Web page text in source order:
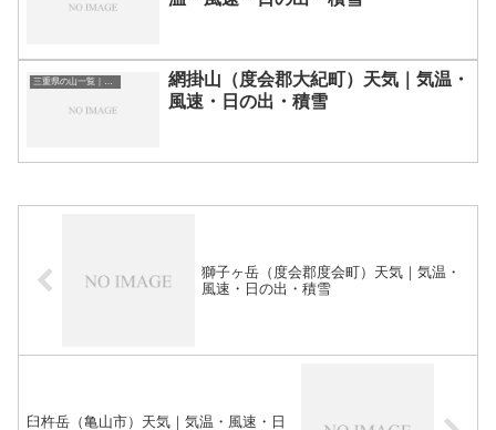
三重県の山一覧｜標高順・標高の高い山ランキング
網掛山（度会郡大紀町）天気｜気温・
風速・日の出・積雪
獅子ヶ岳（度会郡度会町）天気｜気温・
風速・日の出・積雪
臼杵岳（亀山市）天気｜気温・風速・日